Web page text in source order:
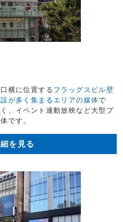
横に位置する フラッグスビル壁
が多く集まるエリアの媒体で
、イベント連動放映など大型プ
です。
を見る